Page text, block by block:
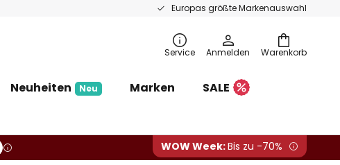
Europas größte Markenauswahl
Warenkorb
Service Anmelden
Neuheiten Neu Marken
SALE
WOW Week:Bis zu -70%